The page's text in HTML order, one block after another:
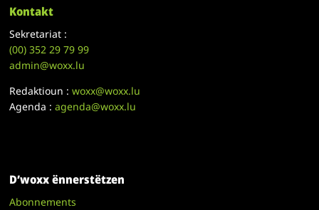
Kontakt
Sekretariat :
(00)352 29 79 99
admin@woxx.lu
Redaktioun :woxx@woxx.lu
Agenda :agenda@woxx.lu
D’woxx ënnerstëtzen
Abonnements